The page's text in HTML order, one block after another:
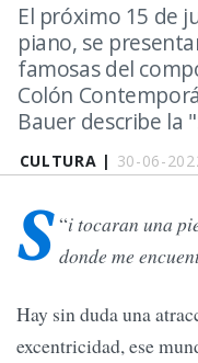
CULTURA | 30-06-
El próximo 15 de
piano, se
famosas del
Colón
Bauer describe la
“
S
i tocaran una
donde me
Hay sin duda una
excentricidad, ese